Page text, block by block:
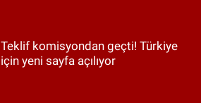
Teklif komisyondan geçti! Türkiye
için yeni sayfa açılıyor